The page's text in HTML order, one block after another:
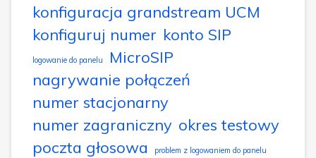
konfiguracja grandstream UCM
konfiguruj numer konto SIP
logowanie do panelu
MicroSIP
nagrywanie połączeń
numer stacjonarny
numer zagraniczny okres testowy
poczta głosowa
problem z logowaniem do panelu